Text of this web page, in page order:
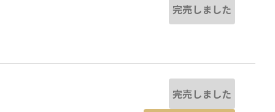
完売しました
完売しました